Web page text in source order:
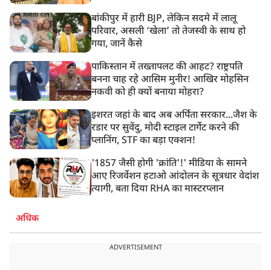
बांकीपुर में हारी BJP, लेकिन सदमे में लालू
परिवार, असली ‘खेला’ तो तेजस्वी के साथ हो
गया, जानें कैसे
पाकिस्तान में तख्तापलट की आहट? राष्ट्रपति
बनना चाह रहे आसिम मुनीर! आखिर मोहसिन
नकवी को ही क्यों बनाया मोहरा?
इशरत जहां के बाद अब अर्पिता सरकार...जैश के
रडार पर सुवेंदु, मोदी स्टाइल टार्गेट करने की
प्लानिंग, STF का बड़ा एक्शन!
'1857 जैसी होगी 'क्रांति'!' मीडिया के सामने
आए रिजर्वेशन हटाओ आंदोलन के सूत्रधार वेदांश
त्यागी, बता दिया RHA का मास्टरप्लान
अधिक
ADVERTISEMENT